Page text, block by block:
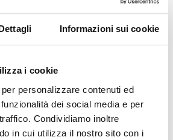
Informazioni sui cookie
i cookie
personalizzare contenuti ed
dei social media e per
Condividiamo inoltre
in cui utilizza il nostro sito con i